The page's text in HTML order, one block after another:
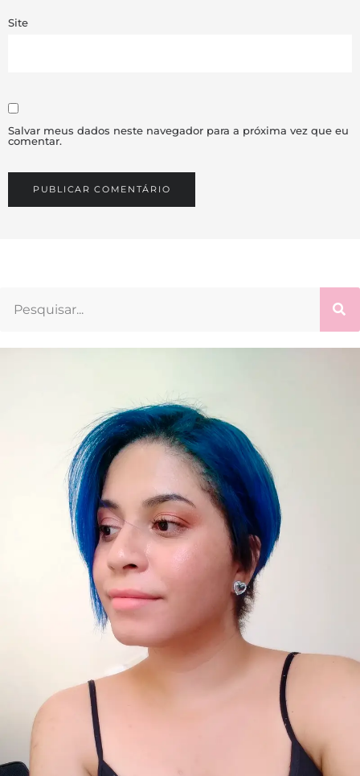
Site
Salvar meus dados neste navegador para a próxima vez que eu
comentar.